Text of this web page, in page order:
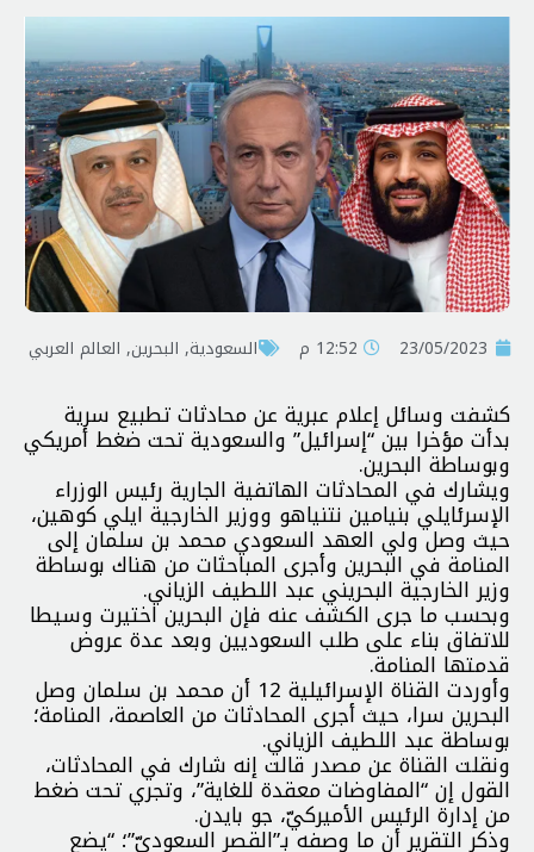
23/05/2023 12:52 م السعودية, البحرين, العالم العربي
كشفت وسائل إعلام عبرية عن محادثات تطبيع سرية
بدأت مؤخرا بين “إسرائيل” والسعودية تحت ضغط أمريكي
وبوساطة البحرين.
ويشارك في المحادثات الهاتفية الجارية رئيس الوزراء
الإسرئايلي بنيامين نتنياهو ووزير الخارجية ايلي كوهين،
حيث وصل ولي العهد السعودي محمد بن سلمان إلى
المنامة في البحرين وأجرى المباحثات من هناك بوساطة
وزير الخارجية البحريني عبد اللطيف الزياني.
وبحسب ما جرى الكشف عنه فإن البحرين اختيرت وسيطا
للاتفاق بناء على طلب السعوديين وبعد عدة عروض
قدمتها المنامة.
وأوردت القناة الإسرائيلية 12 أن محمد بن سلمان وصل
البحرين سرا، حيث أجرى المحادثات من العاصمة، المنامة؛
بوساطة عبد اللطيف الزياني.
ونقلت القناة عن مصدر قالت إنه شارك في المحادثات،
القول إن “المفاوضات معقدة للغاية”، وتجري تحت ضغط
من إدارة الرئيس الأميركيّ، جو بايدن.
وذكر التقرير أن ما وصفه بـ”القصر السعوديّ”؛ “يضع